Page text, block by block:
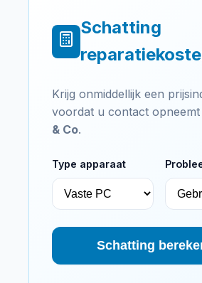
Schatting
Krijg onmiddellijk een
voordat u contact opneemt
& Co.
Type apparaat
Schatting